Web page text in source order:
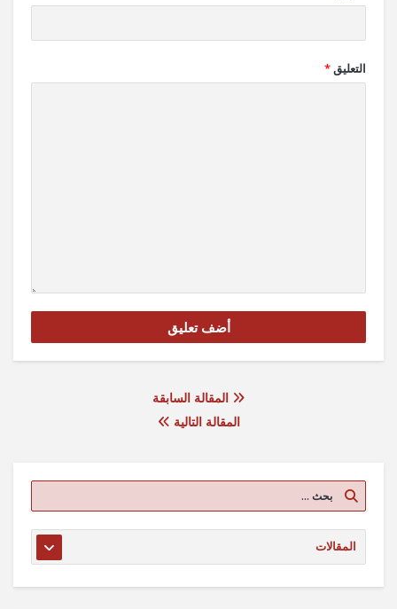
التعليق*
المقالة السابقة
المقالة التالية